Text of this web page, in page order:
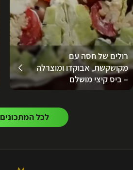
רולים של חסה עם
מקושקשת, אבוקדו ומוצרלה
– ביס קיצי מושלם
לכל המתכונים